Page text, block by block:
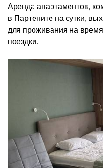
Аренда апартаментов,
в Партените на сутки,
для проживания на
поездки.